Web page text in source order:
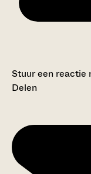
Stuur een reactie
Delen